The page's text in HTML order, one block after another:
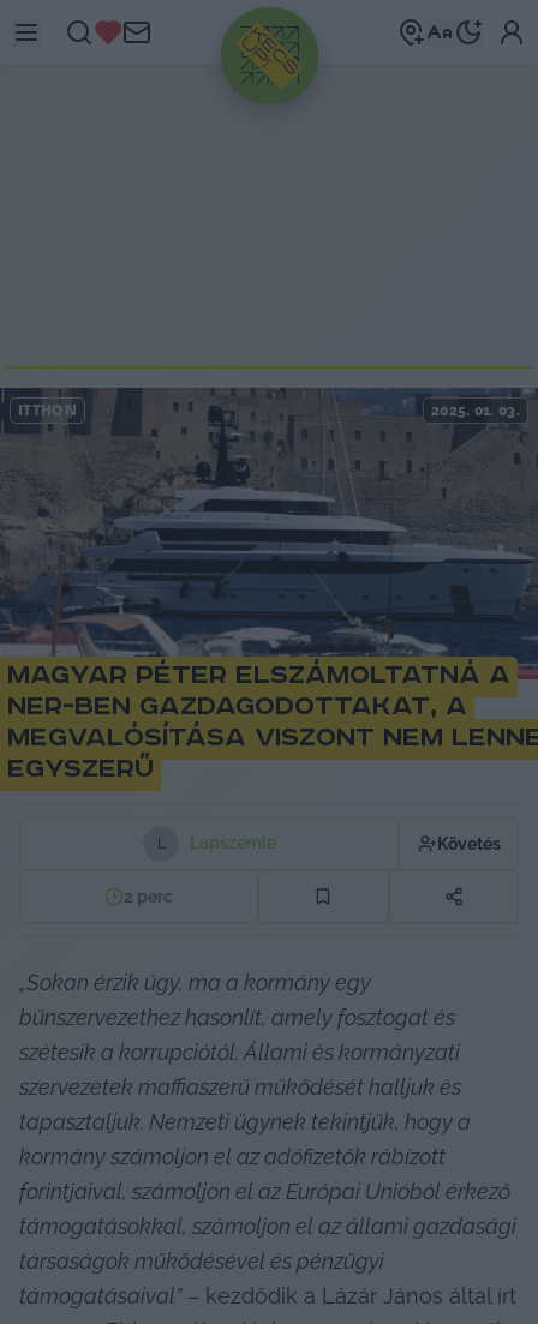
HIRDETÉS
ITTHON 2025. 01. 03.
Magyar Péter elszámoltatná a
NER-ben gazdagodottakat, a
megvalósítása viszont nem
egyszerű
L Lapszemle Követés
2 perc
„Sokan érzik úgy, ma a kormány egy
bűnszervezethez hasonlít, amely fosztogat és
szétesik a korrupciótól. Állami és kormányzati
szervezetek maffiaszerű működését halljuk és
tapasztaljuk. Nemzeti ügynek tekintjük, hogy a
kormány számoljon el az adófizetők rábízott
forintjaival, számoljon el az Európai Unióból érkező
támogatásokkal, számoljon el az állami gazdasági
társaságok működésével és pénzügyi
támogatásaival” – kezdődik a Lázár János által írt